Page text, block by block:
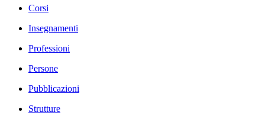
Corsi
Insegnamenti
Professioni
Persone
Pubblicazioni
Strutture